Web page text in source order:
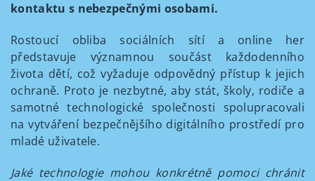
kontaktu s nebezpečnými osobami.
Rostoucí obliba sociálních sítí a online her
představuje významnou součást každodenního
života dětí, což vyžaduje odpovědný přístup k jejich
ochraně. Proto je nezbytné, aby stát, školy, rodiče a
samotné technologické společnosti spolupracovali
na vytváření bezpečnějšího digitálního prostředí pro
mladé uživatele.
Jaké technologie mohou konkrétně pomoci chránit